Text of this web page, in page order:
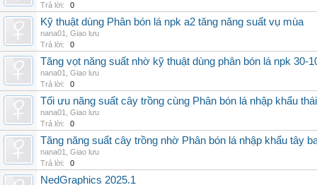
Trả lời:
0
Kỹ thuật dùng Phân bón lá npk a2 tăng năng suất vụ mùa
nana01
Giao lưu
Trả lời:
0
Tăng vọt năng suất nhờ kỹ thuật dùng phân bón lá npk 30-
nana01
Giao lưu
Trả lời:
0
Tối ưu năng suất cây trồng cùng Phân bón lá nhập khẩu
nana01
Giao lưu
Trả lời:
0
Tăng năng suất cây trồng nhờ Phân bón lá nhập khẩu tây
nana01
Giao lưu
Trả lời:
0
NedGraphics 2025.1